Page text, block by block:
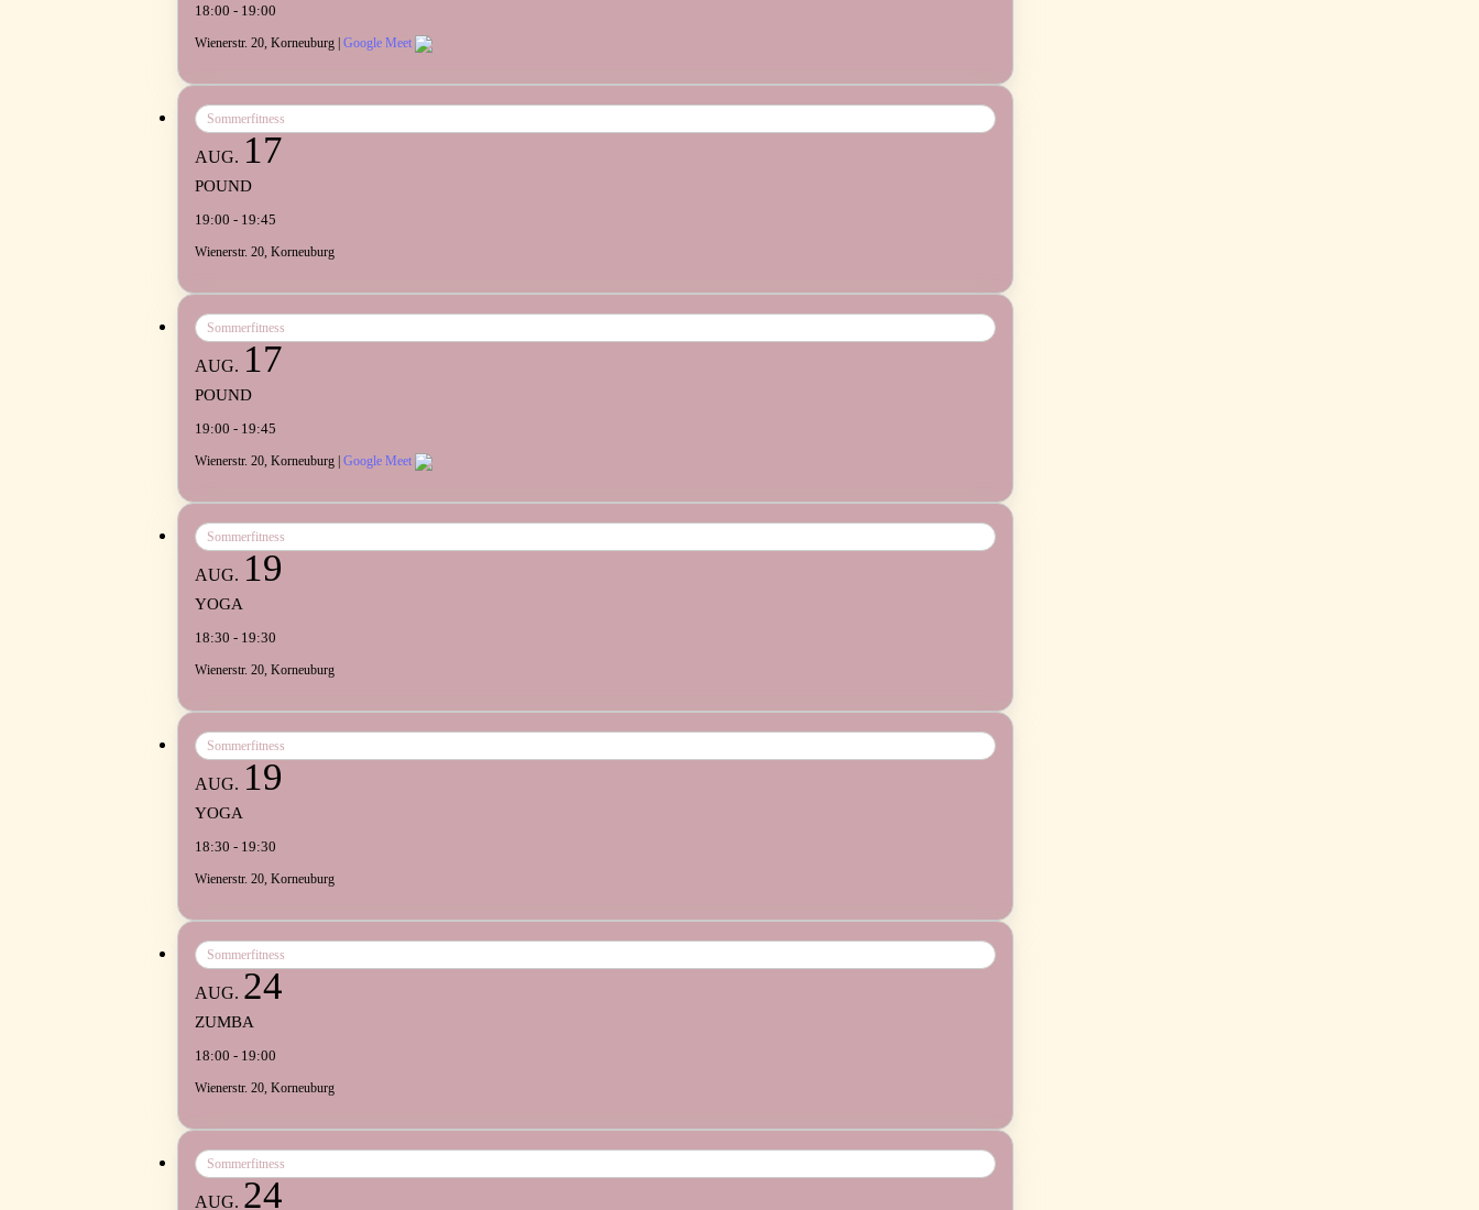
18:00 - 19:00
Wienerstr. 20, Korneuburg | Google Meet
Sommerfitness
AUG. 17
POUND
19:00 - 19:45
Wienerstr. 20, Korneuburg
Sommerfitness
AUG. 17
POUND
19:00 - 19:45
Wienerstr. 20, Korneuburg | Google Meet
Sommerfitness
AUG. 19
YOGA
18:30 - 19:30
Wienerstr. 20, Korneuburg
Sommerfitness
AUG. 19
YOGA
18:30 - 19:30
Wienerstr. 20, Korneuburg
Sommerfitness
AUG. 24
ZUMBA
18:00 - 19:00
Wienerstr. 20, Korneuburg
Sommerfitness
AUG. 24